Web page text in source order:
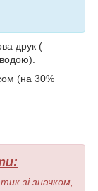
друк (
(на 30%
зі значком,